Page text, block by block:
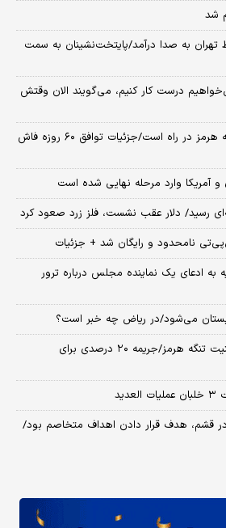
شد
به صدا درآمد/پایتخت‌نشینان به سمت
است می‌خواهیم درست کار کنیم، می‌گویند الان وقتش
العربیه: توافق بازگشایی تنگه هرمز در راه است/جزئیات توافق ۶۰ روزه فاش
و آمریکا وارد مرحله نهایی شده است
نامحدود و رایگان شد + جزئیات
به ادعای یک نماینده مجلس درباره ترور
می‌شود/در ریاض چه خبر است؟
جزئیاتی از طرح راهبردی امنیت تنگه هرمز/جریمه ۲۰ درصدی برای
قشم، هدف قرار دادن اهداف متخاصم بود/